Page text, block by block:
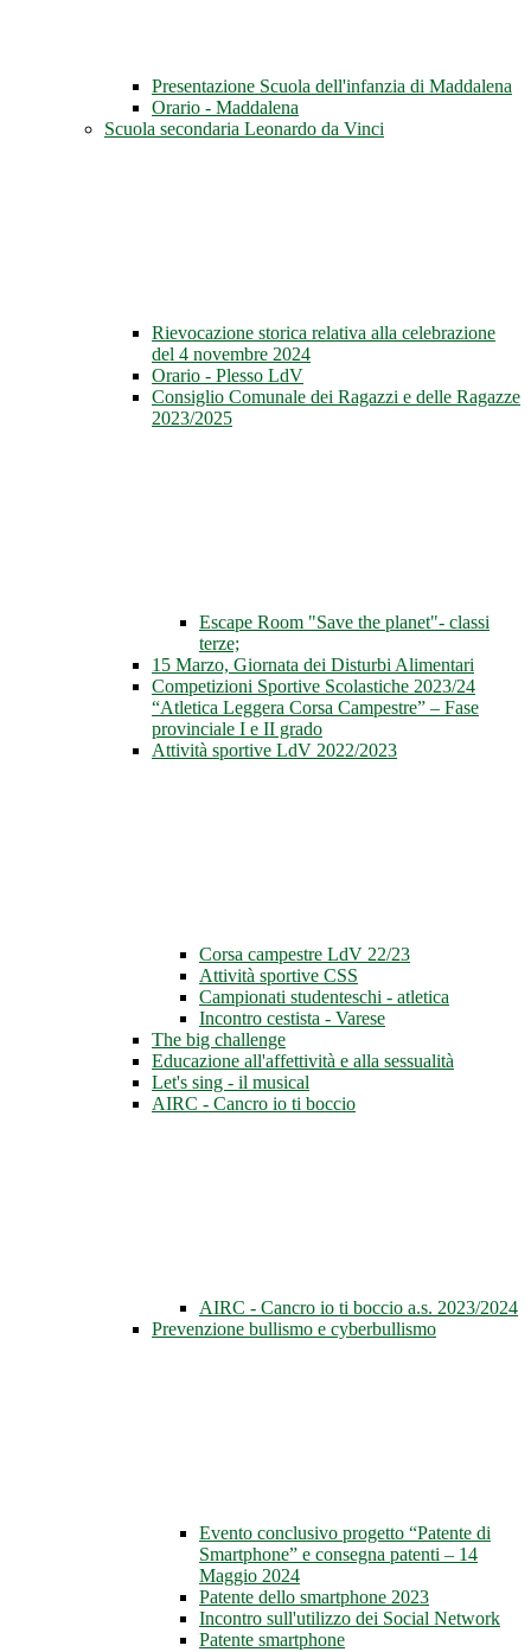
Presentazione Scuola dell'infanzia di Maddalena
Orario - Maddalena
Scuola secondaria Leonardo da Vinci
Rievocazione storica relativa alla celebrazione
del 4 novembre 2024
Orario - Plesso LdV
Consiglio Comunale dei Ragazzi e delle Ragazze
2023/2025
Escape Room "Save the planet"- classi
terze;
15 Marzo, Giornata dei Disturbi Alimentari
Competizioni Sportive Scolastiche 2023/24
“Atletica Leggera Corsa Campestre” – Fase
provinciale I e II grado
Attività sportive LdV 2022/2023
Corsa campestre LdV 22/23
Attività sportive CSS
Campionati studenteschi - atletica
Incontro cestista - Varese
The big challenge
Educazione all'affettività e alla sessualità
Let's sing - il musical
AIRC - Cancro io ti boccio
AIRC - Cancro io ti boccio a.s. 2023/2024
Prevenzione bullismo e cyberbullismo
Evento conclusivo progetto “Patente di
Smartphone” e consegna patenti – 14
Maggio 2024
Patente dello smartphone 2023
Incontro sull'utilizzo dei Social Network
Patente smartphone